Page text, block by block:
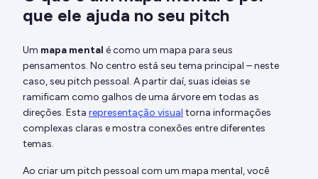
que ele ajuda no seu pitch
Um mapa mental é como um mapa para seus
pensamentos. No centro está seu tema principal – neste
caso, seu pitch pessoal. A partir daí, suas ideias se
ramificam como galhos de uma árvore em todas as
direções. Esta representação visual torna informações
complexas claras e mostra conexões entre diferentes
temas.
Ao criar um pitch pessoal com um mapa mental, você